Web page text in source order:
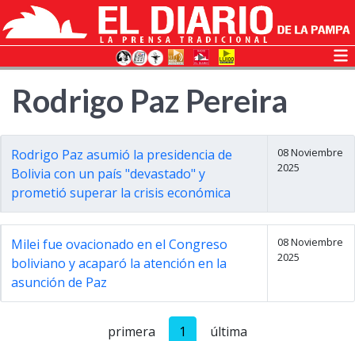
Rodrigo Paz Pereira
Rodrigo Paz asumió la presidencia de
Bolivia con un país "devastado" y
prometió superar la crisis económica
08 Noviembre
2025
Milei fue ovacionado en el Congreso
boliviano y acaparó la atención en la
asunción de Paz
08 Noviembre
2025
primera 1 última